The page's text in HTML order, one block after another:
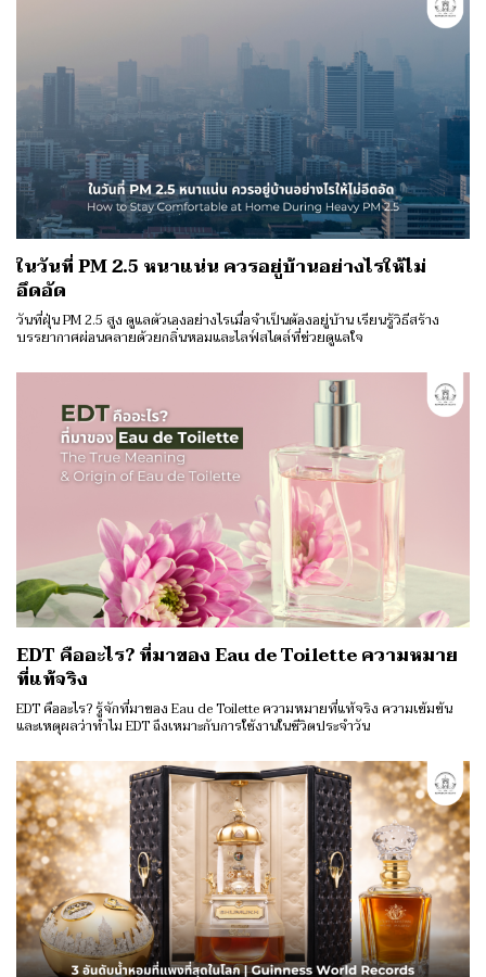
ในวันที่ PM 2.5 หนาแน่น ควรอยู่บ้านอย่างไรให้ไม่
อึดอัด
วันที่ฝุ่น PM 2.5 สูง ดูแลตัวเองอย่างไรเมื่อจำเป็นต้องอยู่บ้าน เรียนรู้วิธีสร้าง
บรรยากาศผ่อนคลายด้วยกลิ่นหอมและไลฟ์สไตล์ที่ช่วยดูแลใจ
EDT คืออะไร? ที่มาของ Eau de Toilette ความหมาย
ที่แท้จริง
EDT คืออะไร? รู้จักที่มาของ Eau de Toilette ความหมายที่แท้จริง ความเข้มข้น
และเหตุผลว่าทำไม EDT ถึงเหมาะกับการใช้งานในชีวิตประจำวัน